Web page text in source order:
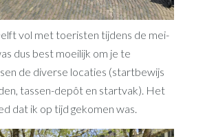
vol met toeristen tijdens de mei-
dus best moeilijk om je te
de diverse locaties (startbewijs
tassen-depôt en startvak). Het
dat ik op tijd gekomen was.